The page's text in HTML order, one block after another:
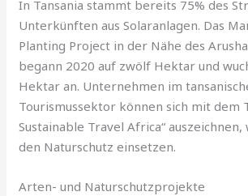
In Tansania stammt bereits 75% des
Unterkünften aus Solaranlagen. Das
Planting Project in der Nähe des
begann 2020 auf zwölf Hektar und
Hektar an. Unternehmen im
Tourismussektor können sich mit dem
Sustainable Travel Africa“
den Naturschutz einsetzen.
Arten- und Naturschutzprojekte